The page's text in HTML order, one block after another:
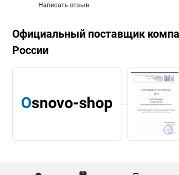
Написать отзыв
Официальный поставщик
России